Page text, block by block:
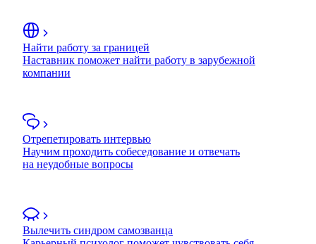
Найти работу за границей
Наставник поможет найти работу в зарубежной
компании
Отрепетировать интервью
Научим проходить собеседование и отвечать
на неудобные вопросы
Вылечить синдром самозванца